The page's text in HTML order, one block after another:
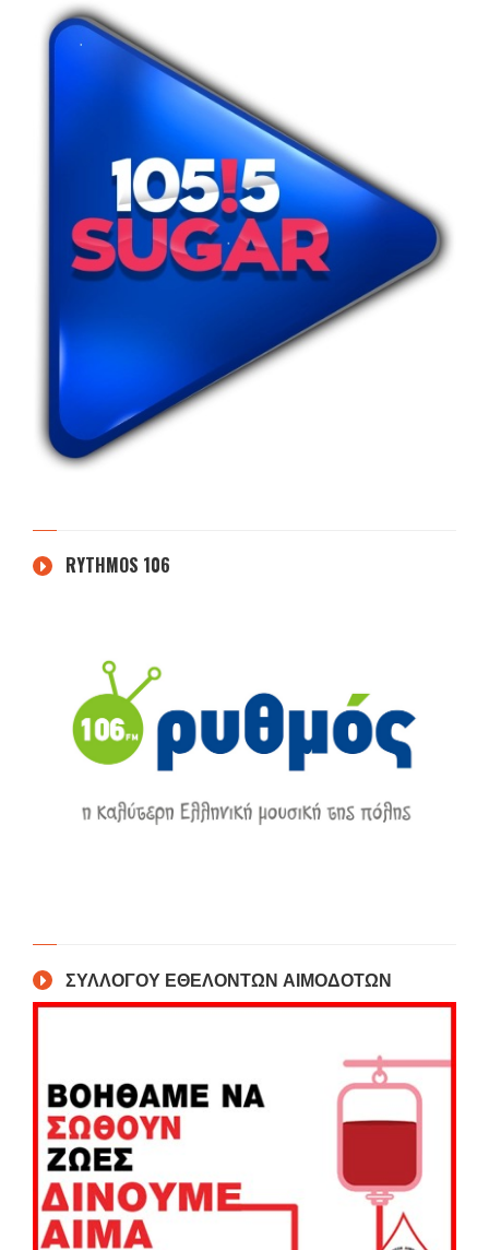
RYTHMOS 106
ΣΥΛΛΟΓΟΥ ΕΘΕΛΟΝΤΩΝ ΑΙΜΟΔΟΤΩΝ